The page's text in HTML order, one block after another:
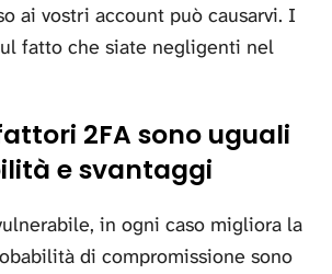
ai vostri account può causarvi. I
fatto che siate negligenti nel
2FA sono uguali
e svantaggi
in ogni caso migliora la
di compromissione sono